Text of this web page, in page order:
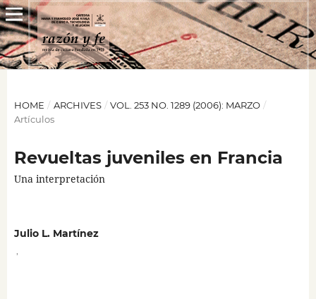
HOME / ARCHIVES / VOL. 253 NO. 1289 (2006): MARZO /
Artículos
Revueltas juveniles en Francia
Una interpretación
Julio L. Martínez